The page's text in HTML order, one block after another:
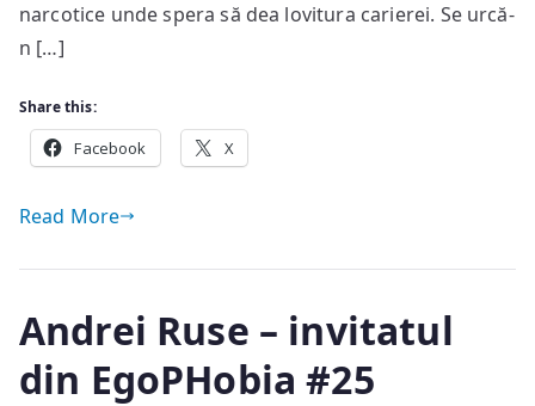
narcotice unde spera să dea lovitura carierei. Se urcă-
n […]
Share this:
Facebook X
Read More
Andrei Ruse – invitatul
din EgoPHobia #25